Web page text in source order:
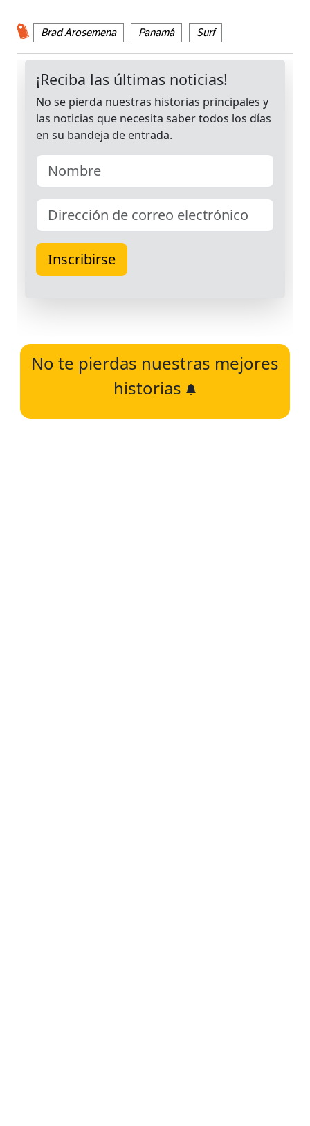
Brad Arosemena Panamá Surf
No te pierdas nuestras mejores
historias